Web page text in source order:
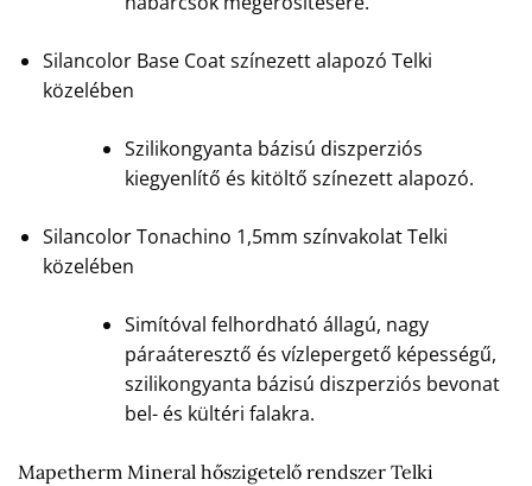
Silancolor Base Coat színezett alapozó Telki
közelében
Szilikongyanta bázisú diszperziós
kiegyenlítő és kitöltő színezett alapozó.
Silancolor Tonachino 1,5mm színvakolat Telki
közelében
Simítóval felhordható állagú, nagy
páraáteresztő és vízlepergető képességű,
szilikongyanta bázisú diszperziós bevonat
bel- és kültéri falakra.
Mapetherm Mineral hőszigetelő rendszer Telki